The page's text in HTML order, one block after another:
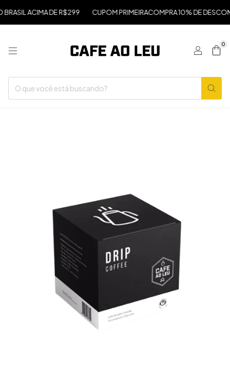
ACIMA DE R$299 CUPOM PRIMEIRACOMPRA 10% DE
0